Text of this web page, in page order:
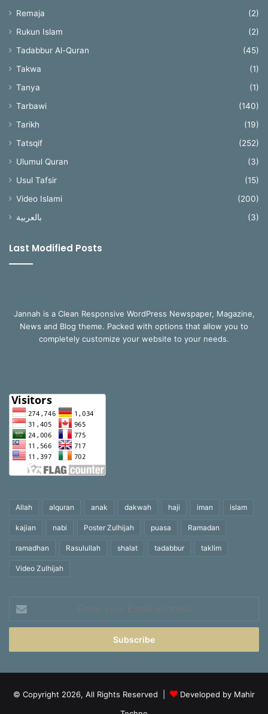
Remaja
(2)
Rukun Islam
(2)
Tadabbur Al-Quran
(45)
Takwa
(1)
Tanya
(1)
Tarbawi
(140)
Tarikh
(19)
Tatsqif
(252)
Ulumul Quran
(3)
Usul Tafsir
(15)
Video Islami
(200)
بالعربية
(3)
Last Modified Posts
Jannah is a Clean Responsive WordPress Newspaper, Magazine,
News and Blog theme. Packed with options that allow you to
completely customize your website to your needs.
Allah alquran anak dakwah haji iman islam
kajian nabi Poster Zulhijah puasa Ramadan
ramadhan Rasulullah shalat tadabbur taklim
Video Zulhijah
your
Email
© Copyright 2026, All Rights Reserved |
Developed by Mahir